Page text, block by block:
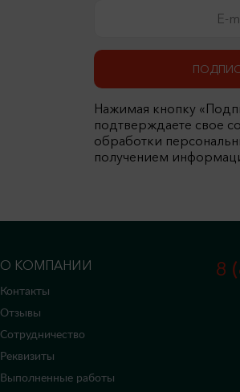
Нажимая кнопку
подтверждаете свое
обработки
получением
О КОМПАНИИ
Контакты
Отзывы
Сотрудничество
Реквизиты
Выполненные работы
8